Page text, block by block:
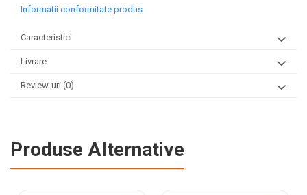
Informatii conformitate produs
Caracteristici
Livrare
Review-uri (0)
Produse Alternative